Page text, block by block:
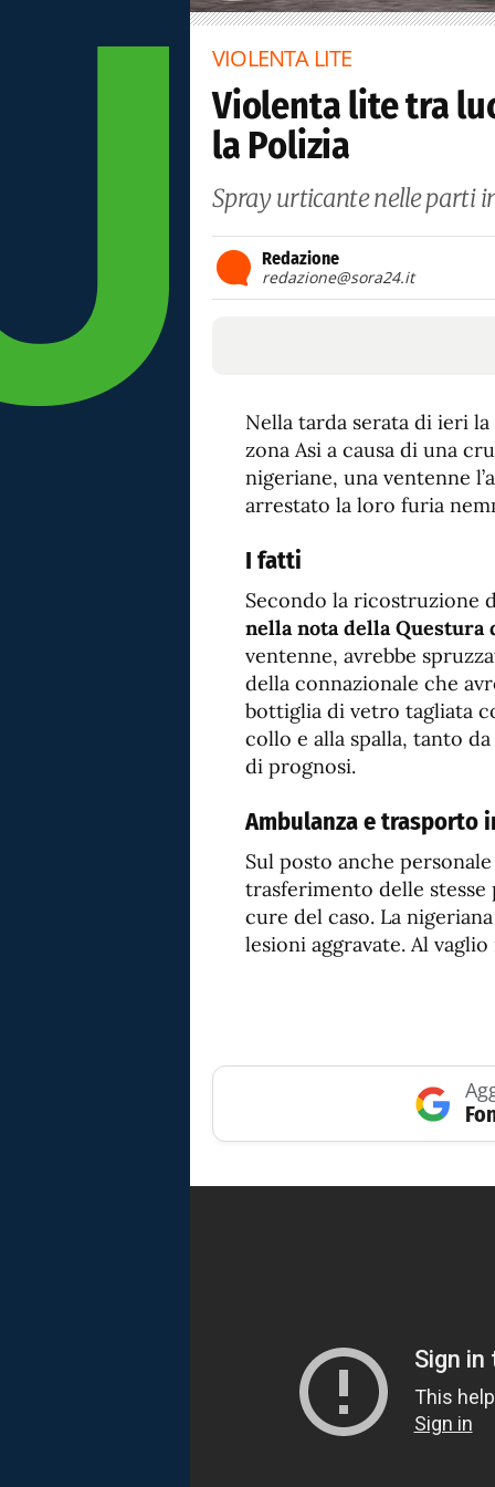
VIOLENTA LITE
Violenta lite tra
la Polizia
Spray urticante nelle parti
Redazione
redazione@sora24.it
Nella tarda serata di ieri
zona Asi a causa di una
nigeriane, una ventenne
arrestato la loro furia
I fatti
Secondo la ricostruzione
nella nota della Questura
ventenne, avrebbe
della connazionale che
bottiglia di vetro tagliata
collo e alla spalla, tanto
di prognosi.
Ambulanza e trasporto
Sul posto anche
trasferimento delle
cure del caso. La
lesioni aggravate. Al